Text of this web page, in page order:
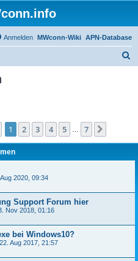
APN-Database
MWconn-Wiki
Anmelden
Seite 1von
1 2 3 4 5 7
2020, 09:34
Support Forum hier
Nov 2018, 01:16
bei Windows10?
Aug 2017, 21:57